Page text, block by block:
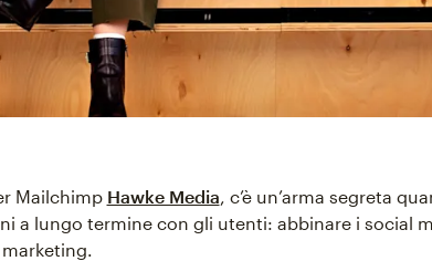
Mailchimp Hawke Media, c’è un’arma segreta
a lungo termine con gli utenti: abbinare i social
marketing.